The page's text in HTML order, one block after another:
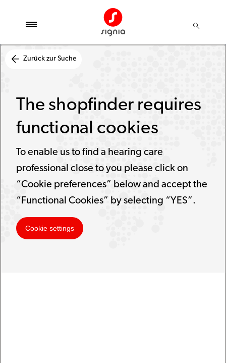
Zurück zur Suche
The shopfinder requires
functional cookies
To enable us to find a hearing care
professional close to you please click on
“Cookie preferences” below and accept the
“Functional Cookies” by selecting “YES”.
Cookie settings